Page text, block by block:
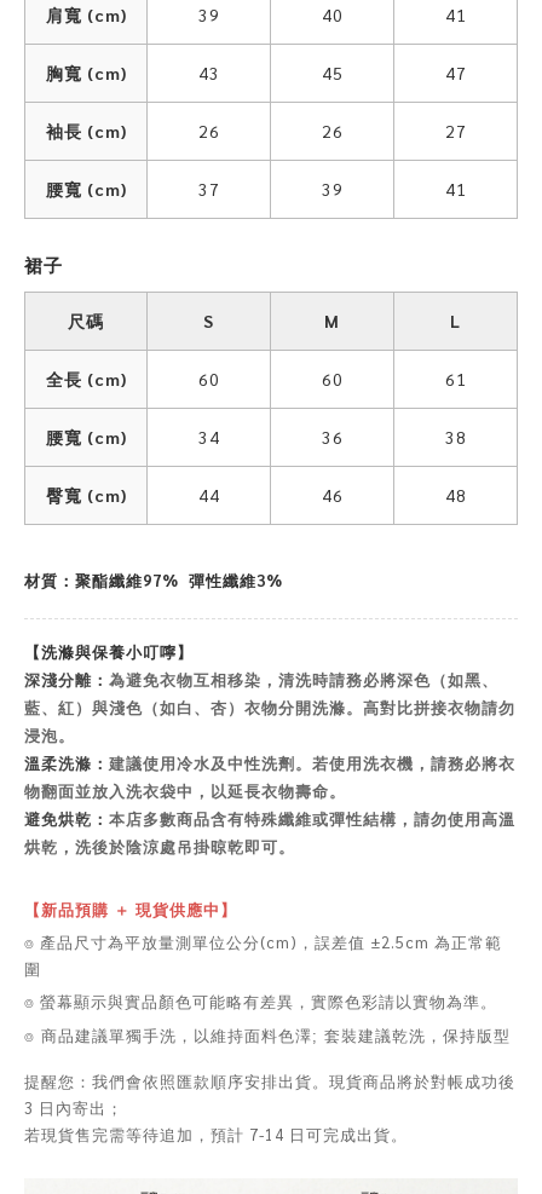
肩寬 (cm) 39 40 41
胸寬 (cm) 43 45 47
袖長 (cm) 26 26 27
腰寬 (cm) 37 39 41
裙子
尺碼 S M L
全長 (cm) 60 60 61
腰寬 (cm) 34 36 38
臀寬 (cm) 44 46 48
材質：聚酯纖維97% 彈性纖維3%
【洗滌與保養小叮嚀】
深淺分離： 為避免衣物互相移染，清洗時請務必將深色（如黑、
藍、紅）與淺色（如白、杏）衣物分開洗滌。高對比拼接衣物請勿
浸泡。
溫柔洗滌： 建議使用冷水及中性洗劑。若使用洗衣機，請務必將衣
物翻面並放入洗衣袋中，以延長衣物壽命。
避免烘乾： 本店多數商品含有特殊纖維或彈性結構，請勿使用高溫
烘乾，洗後於陰涼處吊掛晾乾即可。
【新品預購 ＋ 現貨供應中】
⌾ 產品尺寸為平放量測單位公分(cm)，誤差值 ±2.5cm 為正常範
圍
⌾ 螢幕顯示與實品顏色可能略有差異，實際色彩請以實物為準。
⌾ 商品建議單獨手洗，以維持面料色澤; 套裝建議乾洗，保持版型
提醒您：我們會依照匯款順序安排出貨。現貨商品將於對帳成功後
3 日內寄出；
若現貨售完需等待追加，預計 7-14 日可完成出貨。